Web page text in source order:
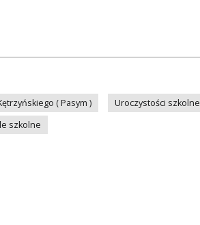
( Pasym )
Uroczystości szkolne
szkolne